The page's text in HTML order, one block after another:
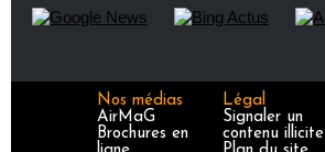
Nos médias
AirMaG
Brochures en
Légal
Signaler un
contenu illicite